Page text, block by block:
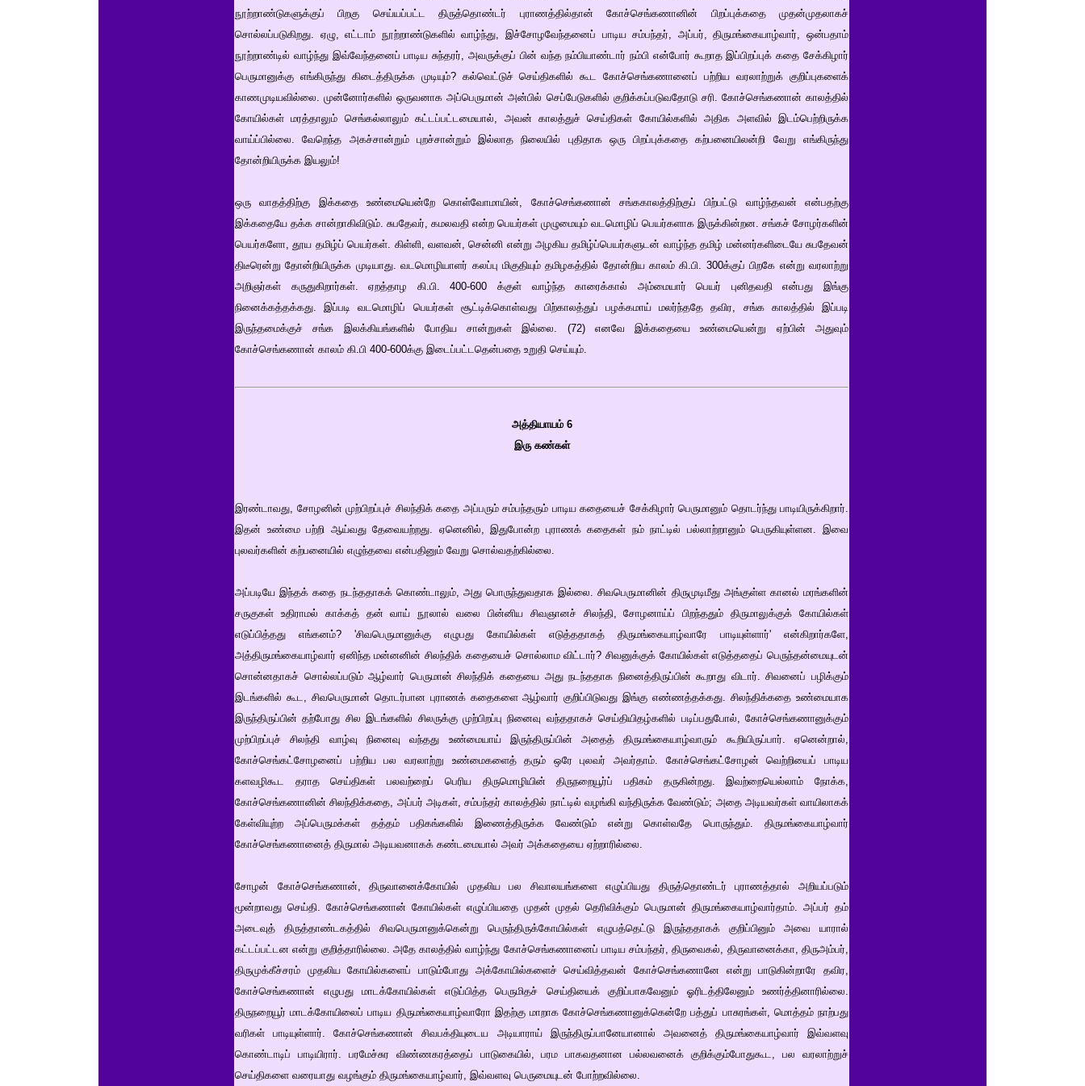
நூற்றாண்டுகளுக்குப் பிறகு செய்யப்பட்ட திருத்தொண்டர் புராணத்தில்தான் கோச்செங்கணானின் பிறப்புக்கதை முதன்முதலாகச்
சொல்லப்படுகிறது. ஏழு, எட்டாம் நூற்றாண்டுகளில் வாழ்ந்து, இச்சோழவேந்தனைப் பாடிய சம்பந்தர், அப்பர், திருமங்கையாழ்வார், ஒன்பதாம்
நூற்றாண்டில் வாழ்ந்து இவ்வேந்தனைப் பாடிய சுந்தரர், அவருக்குப் பின் வந்த நம்பியாண்டார் நம்பி என்போர் கூறாத இப்பிறப்புக் கதை சேக்கிழார்
பெருமானுக்கு எங்கிருந்து கிடைத்திருக்க முடியும்? கல்வெட்டுச் செய்திகளில் கூட கோச்செங்கணானைப் பற்றிய வரலாற்றுக் குறிப்புகளைக்
காணமுடியவில்லை. முன்னோர்களில் ஒருவனாக அப்பெருமான் அன்பில் செப்பேடுகளில் குறிக்கப்படுவதோடு சரி. கோச்செங்கணான் காலத்தில்
கோயில்கள் மரத்தாலும் செங்கல்லாலும் கட்டப்பட்டமையால், அவன் காலத்துச் செய்திகள் கோயில்களில் அதிக அளவில் இடம்பெற்றிருக்க
வாய்ப்பில்லை. வேறெந்த அகச்சான்றும் புறச்சான்றும் இல்லாத நிலையில் புதிதாக ஒரு பிறப்புக்கதை கற்பனையிலன்றி வேறு எங்கிருந்து
தோன்றியிருக்க இயலும்!
ஒரு வாதத்திற்கு இக்கதை உண்மையென்றே கொள்வோமாயின், கோச்செங்கணான் சங்ககாலத்திற்குப் பிற்பட்டு வாழ்ந்தவன் என்பதற்கு
இக்கதையே தக்க சான்றாகிவிடும். சுபதேவர், கமலவதி என்ற பெயர்கள் முழுமையும் வடமொழிப் பெயர்களாக இருக்கின்றன. சங்கச் சோழர்களின்
பெயர்களோ, தூய தமிழ்ப் பெயர்கள். கிள்ளி, வளவன், சென்னி என்று அழகிய தமிழ்ப்பெயர்களுடன் வாழ்ந்த தமிழ் மன்னர்களிடையே சுபதேவன்
திடீரென்று தோன்றியிருக்க முடியாது. வடமொழியாளர் கலப்பு மிகுதியும் தமிழகத்தில் தோன்றிய காலம் கி.பி. 300க்குப் பிறகே என்று வரலாற்று
அறிஞர்கள் கருதுகிறார்கள். ஏறத்தாழ கி.பி. 400-600 க்குள் வாழ்ந்த காரைக்கால் அம்மையார் பெயர் புனிதவதி என்பது இங்கு
நினைக்கத்தக்கது. இப்படி வடமொழிப் பெயர்கள் சூட்டிக்கொள்வது பிற்காலத்துப் பழக்கமாய் மலர்ந்ததே தவிர, சங்க காலத்தில் இப்படி
இருந்தமைக்குச் சங்க இலக்கியங்களில் போதிய சான்றுகள் இல்லை. (72) எனவே இக்கதையை உண்மையென்று ஏற்பின் அதுவும்
கோச்செங்கணான் காலம் கி.பி 400-600க்கு இடைப்பட்டதென்பதை உறுதி செய்யும்.
அத்தியாயம் 6
இரு கண்கள்
இரண்டாவது, சோழனின் முற்பிறப்புச் சிலந்திக் கதை அப்பரும் சம்பந்தரும் பாடிய கதையைச் சேக்கிழார் பெருமானும் தொடர்ந்து பாடியிருக்கிறார்.
இதன் உண்மை பற்றி ஆய்வது தேவையற்றது. ஏனெனில், இதுபோன்ற புராணக் கதைகள் நம் நாட்டில் பல்லாற்றானும் பெருகியுள்ளன. இவை
புலவர்களின் கற்பனையில் எழுந்தவை என்பதினும் வேறு சொல்வதற்கில்லை.
அப்படியே இந்தக் கதை நடந்ததாகக் கொண்டாலும், அது பொருந்துவதாக இல்லை. சிவபெருமானின் திருமுடிமீது அங்குள்ள கானல் மரங்களின்
சருகுகள் உதிராமல் காக்கத் தன் வாய் நூலால் வலை பின்னிய சிவஞானச் சிலந்தி, சோழனாய்ப் பிறந்ததும் திருமாலுக்குக் கோயில்கள்
எடுப்பித்தது எங்கனம்? 'சிவபெருமானுக்கு எழுபது கோயில்கள் எடுத்ததாகத் திருமங்கையாழ்வாரே பாடியுள்ளார்' என்கிறார்களே,
அத்திருமங்கையாழ்வார் ஏனிந்த மன்னனின் சிலந்திக் கதையைச் சொல்லாம விட்டார்? சிவனுக்குக் கோயில்கள் எடுத்ததைப் பெருந்தன்மையுடன்
சொன்னதாகச் சொல்லப்படும் ஆழ்வார் பெருமான் சிலந்திக் கதையை அது நடந்ததாக நினைத்திருப்பின் கூறாது விடார். சிவனைப் பழிக்கும்
இடங்களில் கூட, சிவபெருமான் தொடர்பான புராணக் கதைகளை ஆழ்வார் குறிப்பிடுவது இங்கு எண்ணத்தக்கது. சிலந்திக்கதை உண்மையாக
இருந்திருப்பின் தற்போது சில இடங்களில் சிலருக்கு முற்பிறப்பு நினைவு வந்ததாகச் செய்தியிதழ்களில் படிப்பதுபோல், கோச்செங்கணானுக்கும்
முற்பிறப்புச் சிலந்தி வாழ்வு நினைவு வந்தது உண்மையாய் இருந்திருப்பின் அதைத் திருமங்கையாழ்வாரும் கூறியிருப்பார். ஏனென்றால்,
கோச்செங்கட்சோழனைப் பற்றிய பல வரலாற்று உண்மைகளைத் தரும் ஒரே புலவர் அவர்தாம். கோச்செங்கட்சோழன் வெற்றியைப் பாடிய
களவழிகூட தராத செய்திகள் பலவற்றைப் பெரிய திருமொழியின் திருநறையூர்ப் பதிகம் தருகின்றது. இவற்றையெல்லாம் நோக்க,
கோச்செங்கணானின் சிலந்திக்கதை, அப்பர் அடிகள், சம்பந்தர் காலத்தில் நாட்டில் வழங்கி வந்திருக்க வேண்டும்; அதை அடியவர்கள் வாயிலாகக்
கேள்வியுற்ற அப்பெருமக்கள் தத்தம் பதிகங்களில் இணைத்திருக்க வேண்டும் என்று கொள்வதே பொருந்தும். திருமங்கையாழ்வார்
கோச்செங்கணானைத் திருமால் அடியவனாகக் கண்டமையால் அவர் அக்கதையை ஏற்றாரில்லை.
சோழன் கோச்செங்கணான், திருவானைக்கோயில் முதலிய பல சிவாலயங்களை எழுப்பியது திருத்தொண்டர் புராணத்தால் அறியப்படும்
மூன்றாவது செய்தி. கோச்செங்கணான் கோயில்கள் எழுப்பியதை முதன் முதல் தெரிவிக்கும் பெருமான் திருமங்கையாழ்வார்தாம். அப்பர் தம்
அடைவுத் திருத்தாண்டகத்தில் சிவபெருமானுக்கென்று பெருந்திருக்கோயில்கள் எழுபத்தெட்டு இருந்ததாகக் குறிப்பினும் அவை யாரால்
கட்டப்பட்டன என்று குறித்தாரில்லை. அதே காலத்தில் வாழ்ந்து கோச்செங்கணானைப் பாடிய சம்பந்தர், திருவைகல், திருவானைக்கா, திருஅம்பர்,
திருமுக்கீச்சரம் முதலிய கோயில்களைப் பாடும்போது அக்கோயில்களைச் செய்வித்தவன் கோச்செங்கணானே என்று பாடுகின்றாரே தவிர,
கோச்செங்கணான் எழுபது மாடக்கோயில்கள் எடுப்பித்த பெருமிதச் செய்தியைக் குறிப்பாகவேனும் ஓரிடத்திலேனும் உணர்த்தினாரில்லை.
திருநறையூர் மாடக்கோயிலைப் பாடிய திருமங்கையாழ்வாரோ இதற்கு மாறாக கோச்செங்கணானுக்கென்றே பத்துப் பாசுரங்கள், மொத்தம் நாற்பது
வரிகள் பாடியுள்ளார். கோச்செங்கணான் சிவபக்தியுடைய அடியாராய் இருந்திருப்பானேயானால் அவனைத் திருமங்கையாழ்வார் இவ்வளவு
கொண்டாடிப் பாடியிரார். பரமேச்சுர விண்ணகரத்தைப் பாடுகையில், பரம பாகவதனான பல்லவனைக் குறிக்கும்போதுகூட, பல வரலாற்றுச்
செய்திகளை வரையாது வழங்கும் திருமங்கையாழ்வார், இவ்வளவு பெருமையுடன் போற்றவில்லை.